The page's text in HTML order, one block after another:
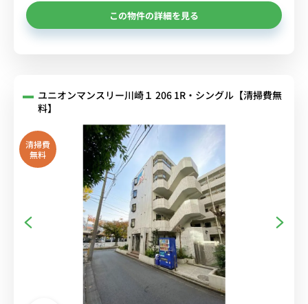
この物件の詳細を見る
ユニオンマンスリー川崎１ 206 1R・シングル【清掃費無
料】
清掃費
無料